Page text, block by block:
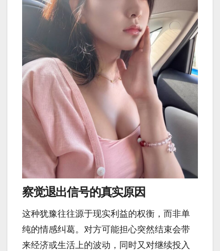
察觉退出信号的真实原因
这种犹豫往往源于现实利益的权衡，而非单
纯的情感纠葛。对方可能担心突然结束会带
来经济或生活上的波动，同时又对继续投入